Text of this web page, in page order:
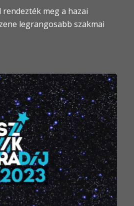
meg a hazai
legrangosabb szakmai